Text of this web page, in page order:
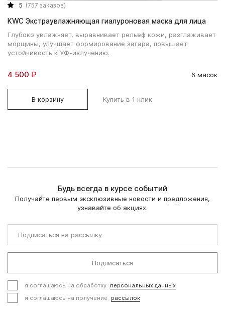
5 (757 заказов)
KWC Экстраувлажняющая гиалуроновая маска для лица
Глубоко увлажняет, выравнивает рельеф кожи, разглаживает
морщины, улучшает формирование загара, повышает
устойчивость к УФ-излучению.
4 500 ₽ 6 масок
В корзину Купить в 1 клик
Будь всегда в курсе событий
Получайте первым эксклюзивные новости и предложения,
узнавайте об акциях.
Подписаться
я соглашаюсь на обработку персональных данных
я соглашаюсь на получение
рассылок